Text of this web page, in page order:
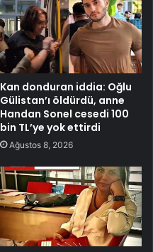
Kan donduran iddia: Oğlu
Gülistan’ı öldürdü, anne
Handan Sonel cesedi 100
bin TL’ye yok ettirdi
Ağustos 8, 2026